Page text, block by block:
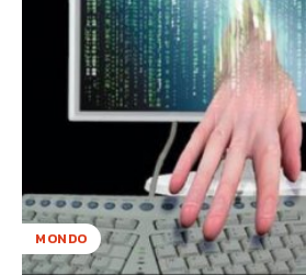
MONDO